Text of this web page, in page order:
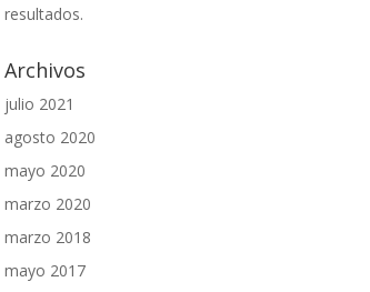
resultados.
Archivos
julio 2021
agosto 2020
mayo 2020
marzo 2020
marzo 2018
mayo 2017